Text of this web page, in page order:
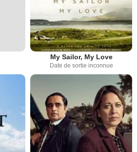
My Sailor, My Love
Date de sortie inconnue